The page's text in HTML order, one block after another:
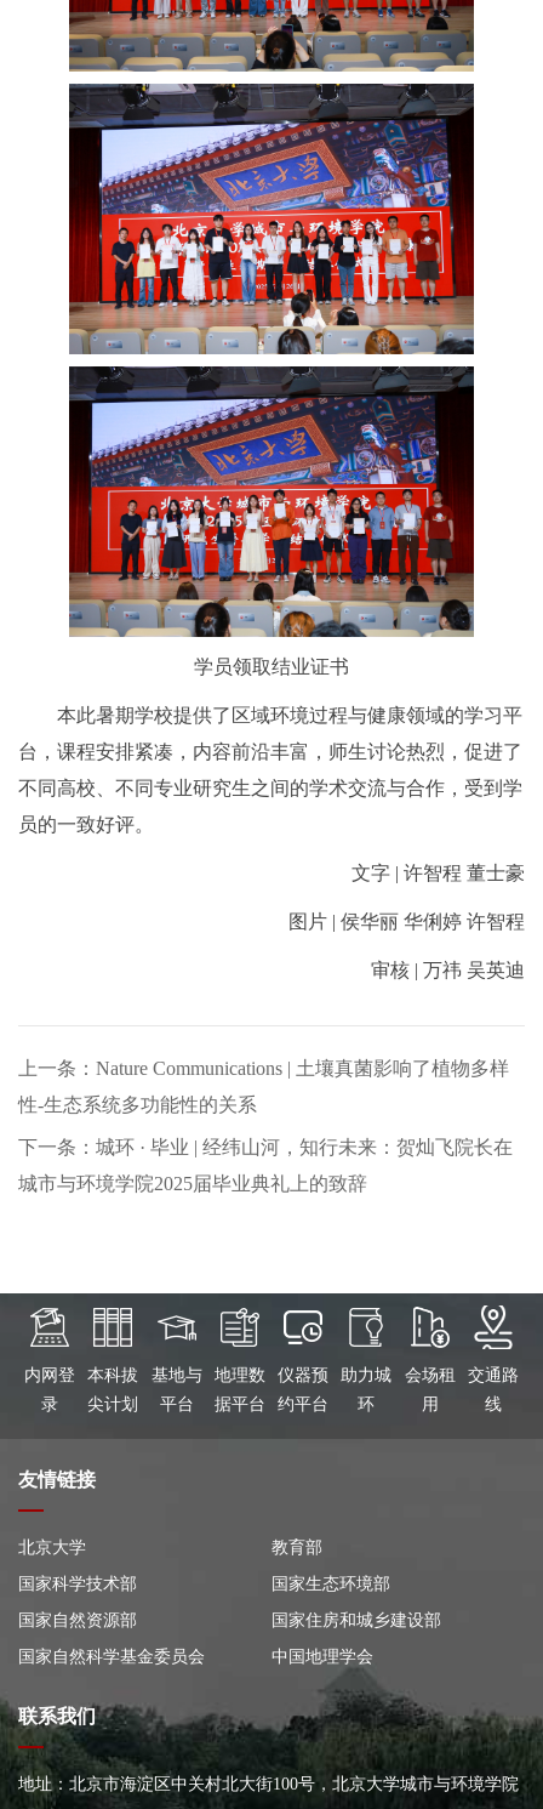
学员领取结业证书
本此暑期学校提供了区域环境过程与健康领域的学习平
台，课程安排紧凑，内容前沿丰富，师生讨论热烈，促进了
不同高校、不同专业研究生之间的学术交流与合作，受到学
员的一致好评。
文字 | 许智程 董士豪
图片 | 侯华丽 华俐婷 许智程
审核 | 万祎 吴英迪
上一条：Nature Communications | 土壤真菌影响了植物多样
性-生态系统多功能性的关系
下一条：城环 · 毕业 | 经纬山河，知行未来：贺灿飞院长在
城市与环境学院2025届毕业典礼上的致辞
内网登
录
本科拔
尖计划
基地与
平台
地理数
据平台
仪器预
约平台
助力城
环
会场租
用
交通路
线
友情链接
北京大学
教育部
国家科学技术部
国家生态环境部
国家自然资源部
国家住房和城乡建设部
国家自然科学基金委员会
中国地理学会
联系我们
地址：北京市海淀区中关村北大街100号，北京大学城市与环境学院